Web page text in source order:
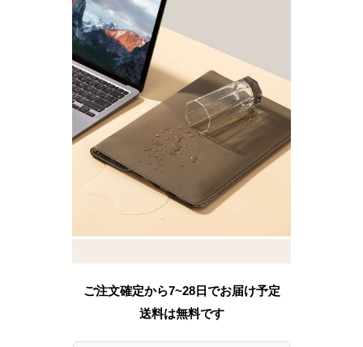
ご注文確定から7~28日でお届け予定
送料は無料です